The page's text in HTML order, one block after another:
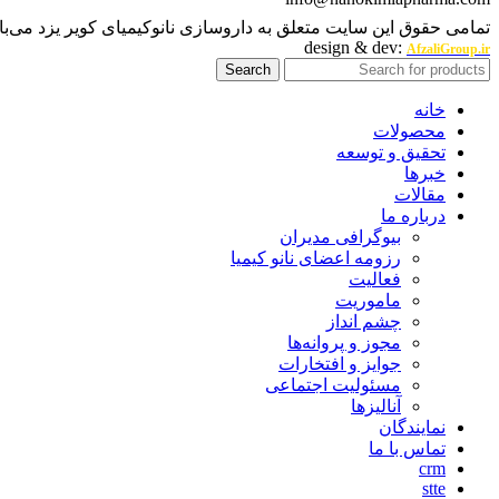
تمامی حقوق این سایت متعلق به داروسازی نانوکیمیای کویر یزد
design & dev: AfzaliGroup.ir
Search
خانه
محصولات
تحقیق و توسعه
خبرها
مقالات
درباره ما
بیوگرافی مدیران
رزومه اعضای نانو کیمیا
فعالیت
ماموریت
چشم انداز
مجوز و پروانه‌ها
جوایز و افتخارات
مسئولیت اجتماعی
آنالیزها
نمایندگان
تماس با ما
crm
stte